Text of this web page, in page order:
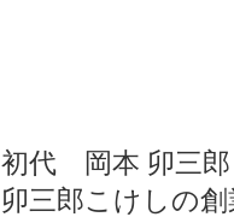
初代 岡本 卯三郎
卯三郎こけしの